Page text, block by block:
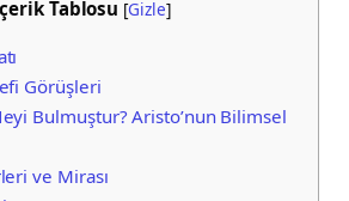
Tablosu [Gizle]
Görüşleri
Bulmuştur? Aristo’nun Bilimsel
ve Mirası